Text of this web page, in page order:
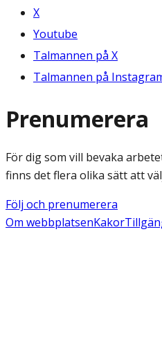
X
Youtube
Talmannen på X
Talmannen på
Prenumerera
För dig som vill bevaka
finns det flera olika sätt att
Följ och prenumerera
Om webbplatsenKakor